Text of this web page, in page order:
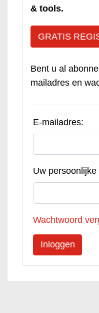
& tools.
GRATIS
Bent u al
mailadres en
E-mailadres:
Uw
Wachtwoord